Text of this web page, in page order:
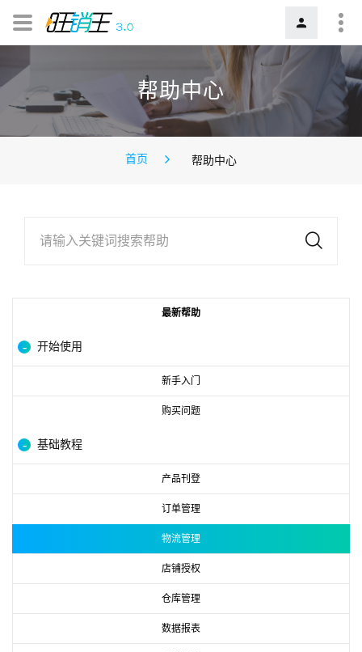
帮助中心
首页 帮助中心
请输入关键词搜索帮助
最新帮助
开始使用
新手入门
购买问题
基础教程
产品刊登
订单管理
物流管理
店铺授权
仓库管理
数据报表